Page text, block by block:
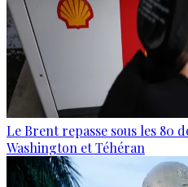
Le Brent repasse sous les 80
Washington et Téhéran